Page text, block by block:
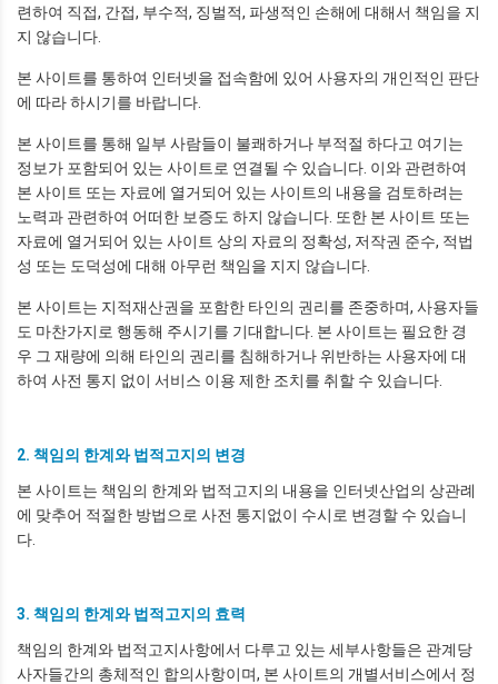
련하여 직접, 간접, 부수적, 징벌적, 파생적인 손해에 대해서 책임을 지
지 않습니다.
본 사이트를 통하여 인터넷을 접속함에 있어 사용자의 개인적인 판단
에 따라 하시기를 바랍니다.
본 사이트를 통해 일부 사람들이 불쾌하거나 부적절 하다고 여기는
정보가 포함되어 있는 사이트로 연결될 수 있습니다. 이와 관련하여
본 사이트 또는 자료에 열거되어 있는 사이트의 내용을 검토하려는
노력과 관련하여 어떠한 보증도 하지 않습니다. 또한 본 사이트 또는
자료에 열거되어 있는 사이트 상의 자료의 정확성, 저작권 준수, 적법
성 또는 도덕성에 대해 아무런 책임을 지지 않습니다.
본 사이트는 지적재산권을 포함한 타인의 권리를 존중하며, 사용자들
도 마찬가지로 행동해 주시기를 기대합니다. 본 사이트는 필요한 경
우 그 재량에 의해 타인의 권리를 침해하거나 위반하는 사용자에 대
하여 사전 통지 없이 서비스 이용 제한 조치를 취할 수 있습니다.
2. 책임의 한계와 법적고지의 변경
본 사이트는 책임의 한계와 법적고지의 내용을 인터넷산업의 상관례
에 맞추어 적절한 방법으로 사전 통지없이 수시로 변경할 수 있습니
다.
3. 책임의 한계와 법적고지의 효력
책임의 한계와 법적고지사항에서 다루고 있는 세부사항들은 관계당
사자들간의 총체적인 합의사항이며, 본 사이트의 개별서비스에서 정